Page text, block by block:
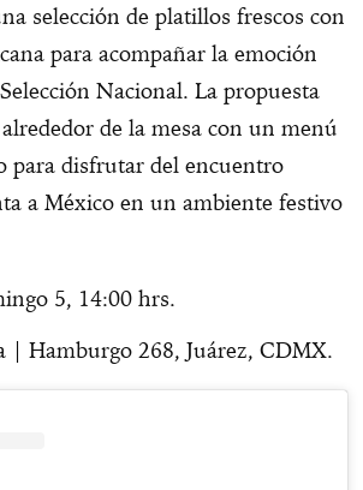
selección de platillos frescos con
para acompañar la emoción
Nacional. La propuesta
de la mesa con un menú
para disfrutar del encuentro
a México en un ambiente festivo
5, 14:00 hrs.
| Hamburgo 268, Juárez, CDMX.